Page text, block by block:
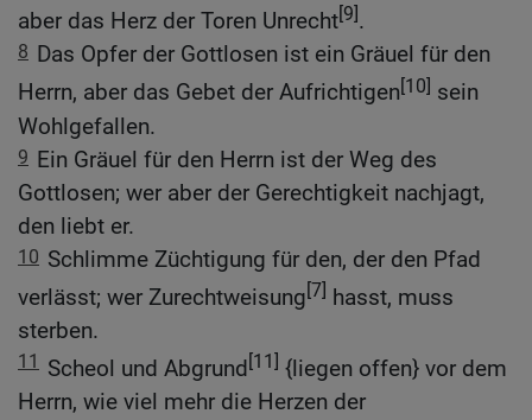
aber das Herz der Toren Unrecht[9].
8 Das Opfer der Gottlosen ist ein Gräuel für den
Herrn, aber das Gebet der Aufrichtigen[10] sein
Wohlgefallen.
9 Ein Gräuel für den Herrn ist der Weg des
Gottlosen; wer aber der Gerechtigkeit nachjagt,
den liebt er.
10 Schlimme Züchtigung für den, der den Pfad
verlässt; wer Zurechtweisung[7] hasst, muss
sterben.
11 Scheol und Abgrund[11] {liegen offen} vor dem
Herrn, wie viel mehr die Herzen der